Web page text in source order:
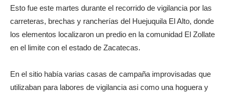
Esto fue este martes durante el recorrido de vigilancia por las
carreteras, brechas y rancherías del Huejuquila El Alto, donde
los elementos localizaron un predio en la comunidad El Zollate
en el limite con el estado de Zacatecas.
En el sitio había varias casas de campaña improvisadas que
utilizaban para labores de vigilancia asi como una hoguera y